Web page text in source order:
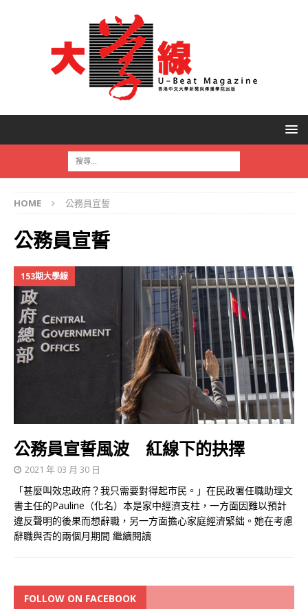
HOME 公務員宣誓
公務員宣誓
153期大學線
公務員宣誓風波 紅線下的抉擇
2021 年 03 月 30 日
「甚麼叫效忠政府？我只需要對得起市民。」在民政署任職助理文
書主任的Pauline（化名）本是家中經濟支柱，一方面因難以預計
違反聲明的後果而想辭職，另一方面擔心家庭經濟緊絀。她在考慮
辭職與否的兩個月期間 繼續閱讀
FOLLOW ON FACEBOOK